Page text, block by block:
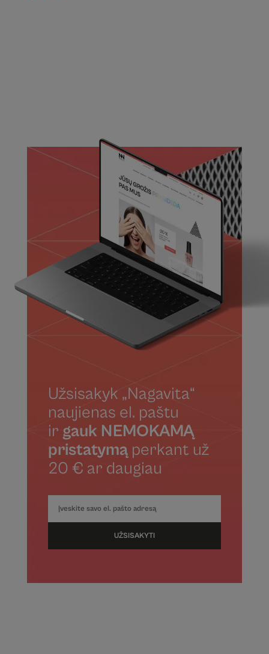
Užsisakyk „Nagavita“
naujienas el. paštu
ir gauk NEMOKAMĄ
pristatymąperkant už
20 € ar daugiau
UŽSISAKYTI